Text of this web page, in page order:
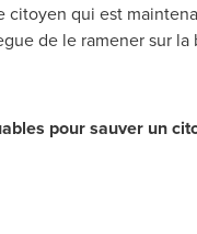
citoyen qui est
de le ramener sur
pour sauver un